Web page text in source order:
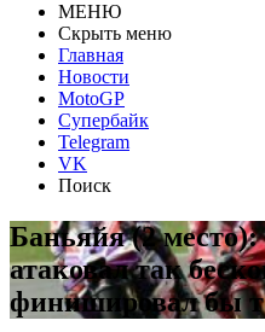
МЕНЮ
Скрыть меню
Главная
Новости
MotoGP
Супербайк
Telegram
VK
Поиск
Баньяйя (2
атаковал так
финишировал бы